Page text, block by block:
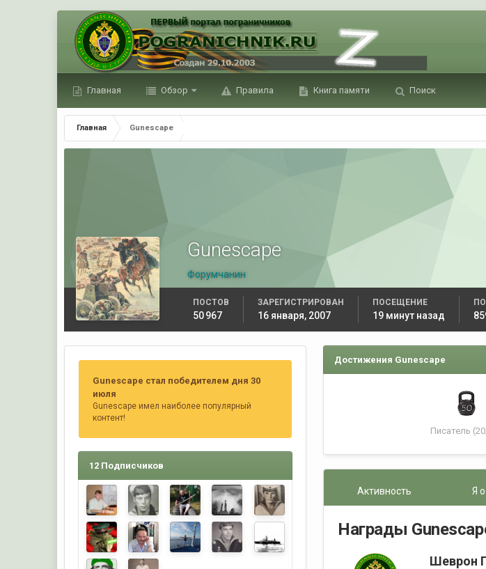
Главная Обзор Правила Книга памяти Поиск
Главная Gunescape
Gunescape
Форумчанин
ПОСТОВ
50 967
ЗАРЕГИСТРИРОВАН
16 января, 2007
ПОСЕЩЕНИЕ
19 минут назад
Gunescape стал победителем дня 30
июля
Gunescape имел наиболее популярный
контент!
12 Подписчиков
Достижения Gunescape
Писатель
Активность Я
Награды
Шеврон